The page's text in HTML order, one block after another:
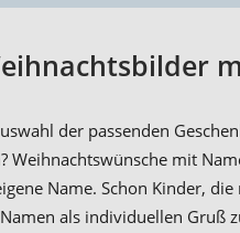
der passenden
mit
Name. Schon Kinder,
als individuellen Gruß